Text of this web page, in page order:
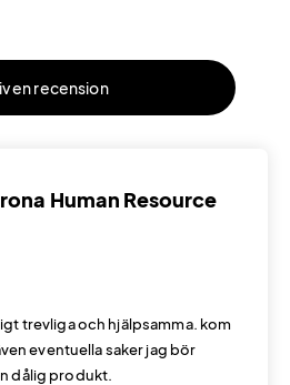
en recension
Human Resource
trevliga och hjälpsamma. kom
eventuella saker jag bör
dålig produkt.